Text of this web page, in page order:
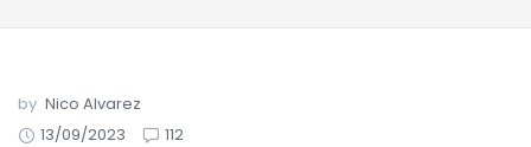
by Nico Alvarez
13/09/2023
112